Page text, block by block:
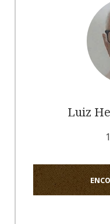
Luiz